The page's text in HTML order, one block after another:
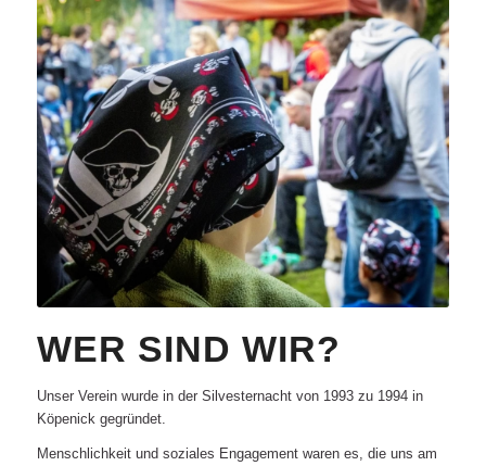
WER SIND WIR?
Unser Verein wurde in der Silvesternacht von 1993 zu 1994 in
Köpenick gegründet.
Menschlichkeit und soziales Engagement waren es, die uns am